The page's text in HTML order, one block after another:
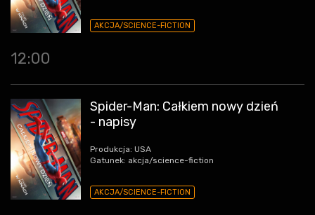
AKCJA/SCIENCE-FICTION
12:00
Spider-Man: Całkiem nowy dzień
- napisy
Produkcja: USA
Gatunek: akcja/science-fiction
AKCJA/SCIENCE-FICTION